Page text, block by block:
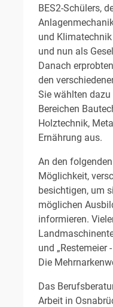
BES2-Schülers,
und
und nun als
Danach
den
Sie wählten dazu
Bereichen
Holztechnik,
Ernährung aus.
An den
Möglichkeit,
besichtigen, um
möglichen
informieren.
und „Restemeier -
Die
Das
Arbeit in